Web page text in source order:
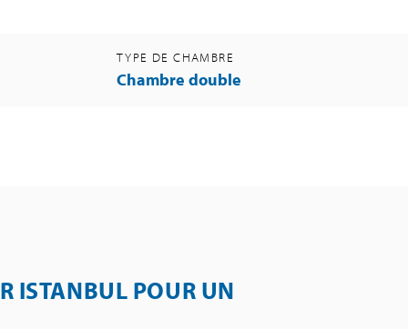
TYPE DE CHAMBRE
Chambre double
ISTANBUL POUR UN